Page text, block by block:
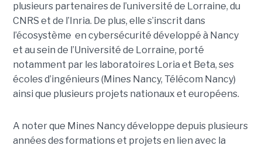
plusieurs partenaires de l’université de Lorraine, du
CNRS et de l’Inria. De plus, elle s’inscrit dans
l’écosystème en cybersécurité développé à Nancy
et au sein de l’Université de Lorraine, porté
notamment par les laboratoires Loria et Beta, ses
écoles d’ingénieurs (Mines Nancy, Télécom Nancy)
ainsi que plusieurs projets nationaux et européens.
A noter que Mines Nancy développe depuis plusieurs
années des formations et projets en lien avec la